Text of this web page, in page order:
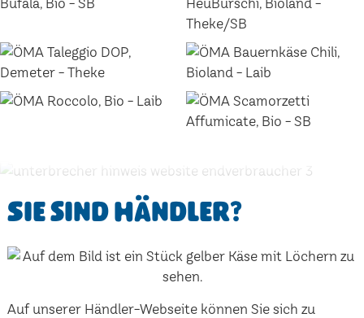
Sie sind Händler?
Auf unserer Händler-Webseite können Sie sich zu